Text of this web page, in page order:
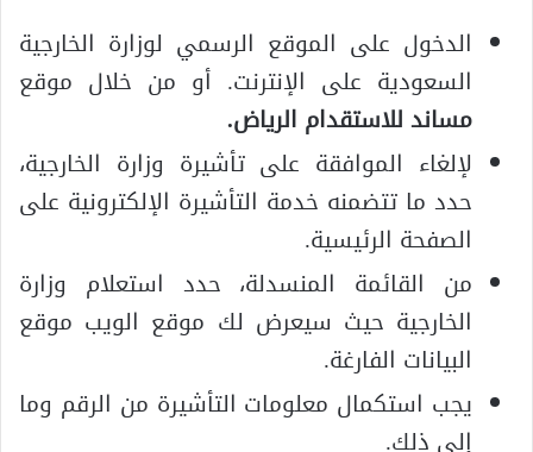
الدخول على الموقع الرسمي لوزارة الخارجية
السعودية على الإنترنت. أو من خلال موقع
مساند للاستقدام الرياض.
لإلغاء الموافقة على تأشيرة وزارة الخارجية،
حدد ما تتضمنه خدمة التأشيرة الإلكترونية على
الصفحة الرئيسية.
من القائمة المنسدلة، حدد استعلام وزارة
الخارجية حيث سيعرض لك موقع الويب موقع
البيانات الفارغة.
يجب استكمال معلومات التأشيرة من الرقم وما
إلى ذلك.